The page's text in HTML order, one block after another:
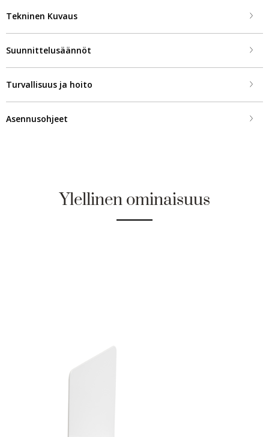
Tekninen Kuvaus
Suunnittelusäännöt
Turvallisuus ja hoito
Asennusohjeet
Ylellinen ominaisuus